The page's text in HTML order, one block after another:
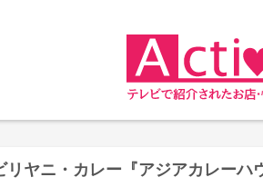
リヤニ・カレー『アジアカレー